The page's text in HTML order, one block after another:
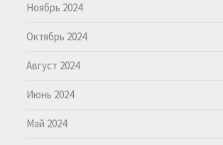
Ноябрь 2024
Октябрь 2024
Август 2024
Июнь 2024
Май 2024